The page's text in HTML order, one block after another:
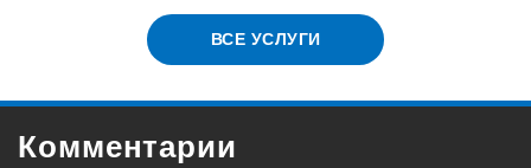
ВСЕ УСЛУГИ
Комментарии